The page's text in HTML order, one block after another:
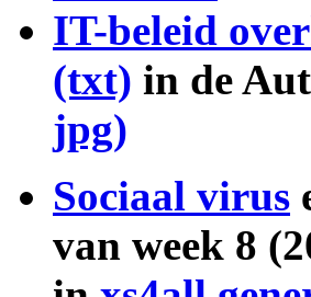
IT-beleid
(txt) in de
jpg)
Sociaal virus
van week 8